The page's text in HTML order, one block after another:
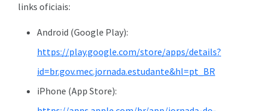
links oficiais:
Android (Google Play):
https://play.google.com/store/apps/details?
id=br.gov.mec.jornada.estudante&hl=pt_BR
iPhone (App Store):